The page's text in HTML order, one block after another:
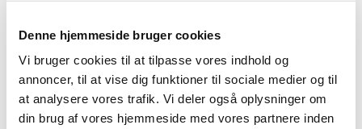
Denne hjemmeside bruger cookies
Vi bruger cookies til at tilpasse vores indhold og
annoncer, til at vise dig funktioner til sociale medier og til
at analysere vores trafik. Vi deler også oplysninger om
din brug af vores hjemmeside med vores partnere inden
Lysestager
Skåle, Fade og Tallerkener
Lys og lamper
Bordlamper
Loftrosetter